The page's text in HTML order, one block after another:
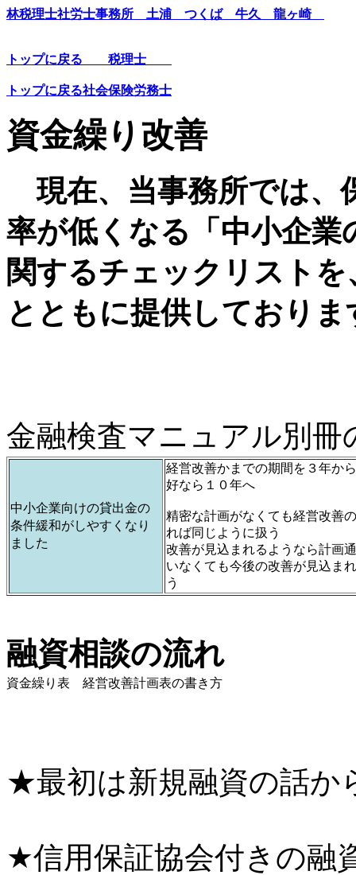
林税理士社労士事務所 土浦 つくば 牛久 龍ヶ崎
トップに戻る 税理士
トップに戻る社会保険労務士
資金繰り改善
現在、当事務所では、
率が低くなる「中小企
関するチェックリスト
とともに提供しておりま
金融検査マニュアル別
中小企業向けの貸出金の
条件緩和がしやすくなり
ました
経営改善かまでの期間を３年か
好なら１０年へ
精密な計画がなくても経営改善
れば同じように扱う
改善が見込まれるようなら計画
いなくても今後の改善が見込ま
う
融資相談の流れ
資金繰り表 経営改善計画表の書き方
★最初は新規融資の話
★信用保証協会付きの融